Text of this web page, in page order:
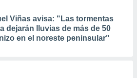
Viñas avisa: "Las tormentas
dejarán lluvias de más de 50
en el noreste peninsular"